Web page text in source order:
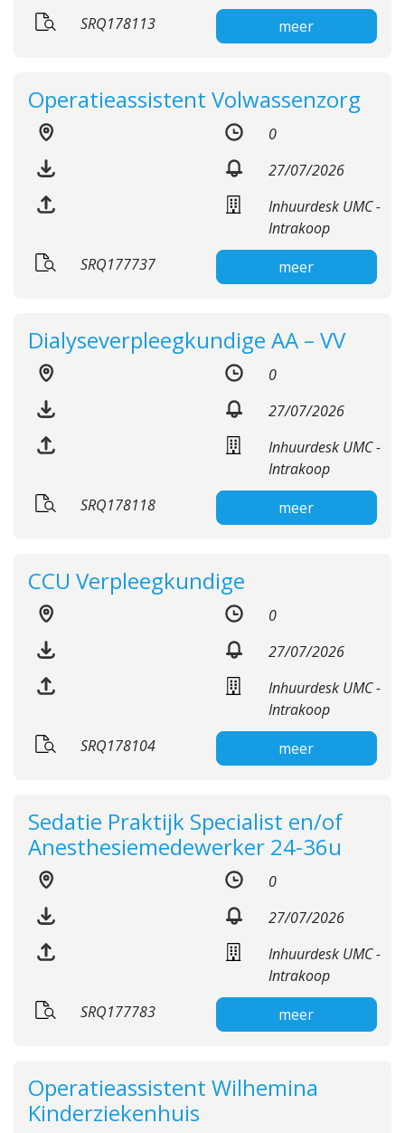
SRQ178113
meer
Operatieassistent Volwassenzorg
0
27/07/2026
Inhuurdesk UMC -
Intrakoop
SRQ177737
meer
Dialyseverpleegkundige AA – VV
0
27/07/2026
Inhuurdesk UMC -
Intrakoop
SRQ178118
meer
CCU Verpleegkundige
0
27/07/2026
Inhuurdesk UMC -
Intrakoop
SRQ178104
meer
Sedatie Praktijk Specialist en/of
Anesthesiemedewerker 24-36u
0
27/07/2026
Inhuurdesk UMC -
Intrakoop
SRQ177783
meer
Operatieassistent Wilhemina
Kinderziekenhuis